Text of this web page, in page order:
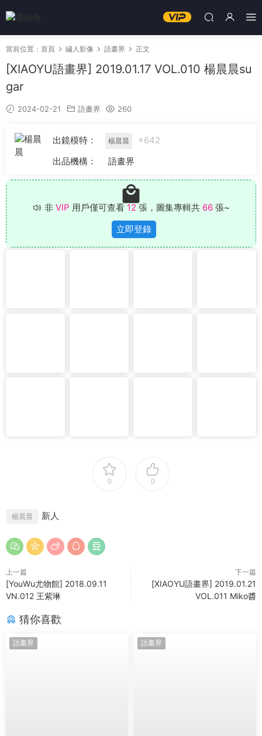
當前位置： 首頁 繡人影像 語畫界 正文
[XIAOYU語畫界] 2019.01.17 VOL.010 楊晨晨su
gar
2024-02-21 語畫界 260
出鏡模特： 楊晨晨
×642
出品機構：
語畫界
非 VIP 用戶僅可查看 12 張，圖集專輯共 66張~
立即登錄
0 0
楊晨晨 新人
上一篇
[YouWu尤物館] 2018.09.11
VN.012 王紫琳
下一篇
[XIAOYU語畫界] 2019.01.21
VOL.011 Miko醬
猜你喜歡
語畫界 語畫界